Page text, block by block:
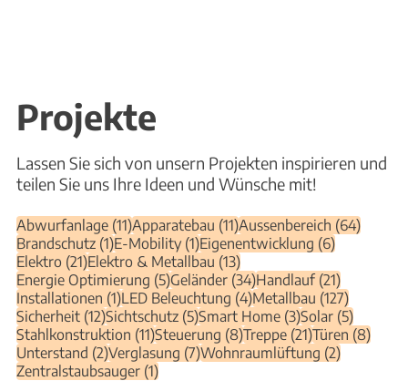
Projekte
Lassen Sie sich von unsern Projekten inspirieren und
teilen Sie uns Ihre Ideen und Wünsche mit!
Abwurfanlage (11)11 Beiträge
Apparatebau (11)11 Beiträge
Aussenbereich (64)64
Brandschutz (1)1 Beitrag
E-Mobility (1)1 Beitrag
Eigenentwicklung (6)6 Beiträge
Elektro (21)21 Beiträge
Elektro & Metallbau (13)13 Beiträge
Energie Optimierung (5)5 Beiträge
Geländer (34)34 Beiträge
Handlauf (21)21
Installationen (1)1 Beitrag
LED Beleuchtung (4)4 Beiträge
Metallbau (127)127
Sicherheit (12)12 Beiträge
Sichtschutz (5)5 Beiträge
Smart Home (3)3 Beiträge
Solar (5)5
Stahlkonstruktion (11)11 Beiträge
Steuerung (8)8 Beiträge
Treppe (21)21 Beiträge
Türen (8)8
Unterstand (2)2 Beiträge
Verglasung (7)7 Beiträge
Wohnraumlüftung (2)2 Beiträge
Zentralstaubsauger (1)1 Beitrag